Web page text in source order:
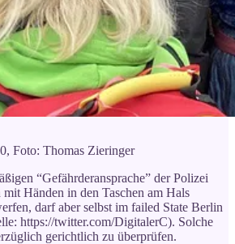
Foto: Thomas Zieringer
“Gefährderansprache” der Polizei
Händen in den Taschen am Hals
darf aber selbst im failed State Berlin
https://twitter.com/DigitalerC). Solche
gerichtlich zu überprüfen.